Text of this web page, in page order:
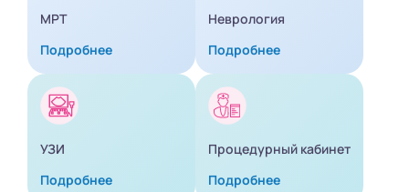
МРТ
Подробнее
Неврология
Подробнее
УЗИ
Подробнее
Процедурный кабинет
Подробнее